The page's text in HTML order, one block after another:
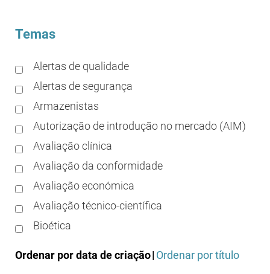
Temas
Alertas de qualidade
Alertas de segurança
Armazenistas
Autorização de introdução no mercado (AIM)
Avaliação clínica
Avaliação da conformidade
Avaliação económica
Avaliação técnico-científica
Bioética
Boas práticas de distribuição
Ordenar por data de criação| Ordenar por título